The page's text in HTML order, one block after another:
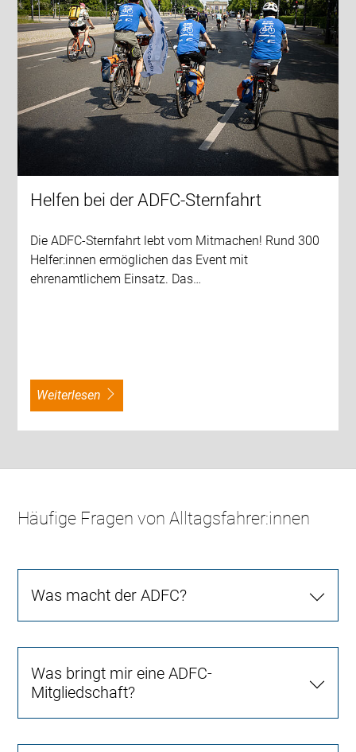
Helfen bei der ADFC-Sternfahrt
Die ADFC-Sternfahrt lebt vom Mitmachen! Rund 300
Helfer:innen ermöglichen das Event mit
ehrenamtlichem Einsatz. Das…
weiterlesen
Häufige Fragen von Alltagsfahrer:innen
Was macht der ADFC?
Was bringt mir eine ADFC-
Mitgliedschaft?